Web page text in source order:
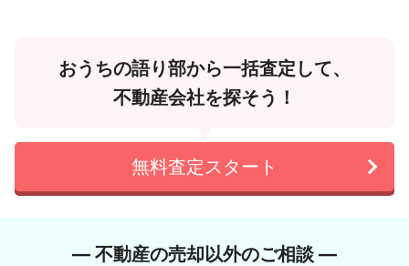
おうちの語り部から一括査定して、
不動産会社を探そう！
無料査定スタート
― 不動産の売却以外のご相談 ―